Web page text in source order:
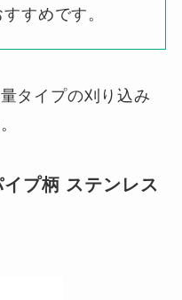
すめです。
タイプの刈り込み
プ柄 ステンレス